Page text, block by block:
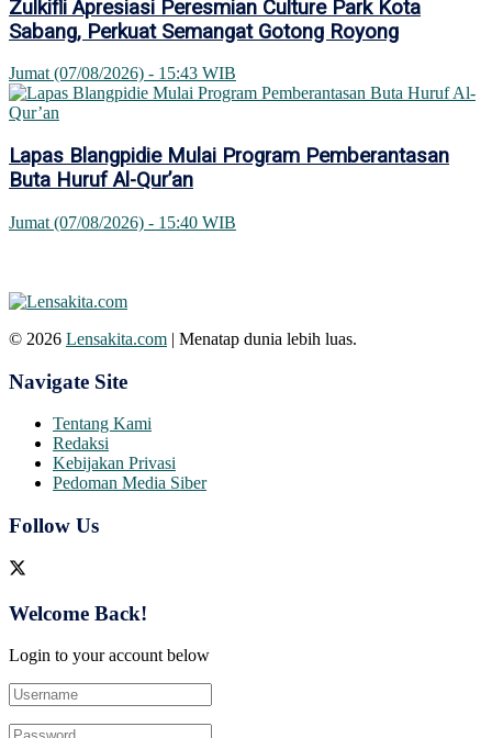
Zulkifli Apresiasi Peresmian Culture Park Kota
Sabang, Perkuat Semangat Gotong Royong
Jumat (07/08/2026) - 15:43 WIB
Lapas Blangpidie Mulai Program Pemberantasan
Buta Huruf Al-Qur’an
Jumat (07/08/2026) - 15:40 WIB
© 2026 Lensakita.com | Menatap dunia lebih luas.
Navigate Site
Tentang Kami
Redaksi
Kebijakan Privasi
Pedoman Media Siber
Follow Us
Welcome Back!
Login to your account below